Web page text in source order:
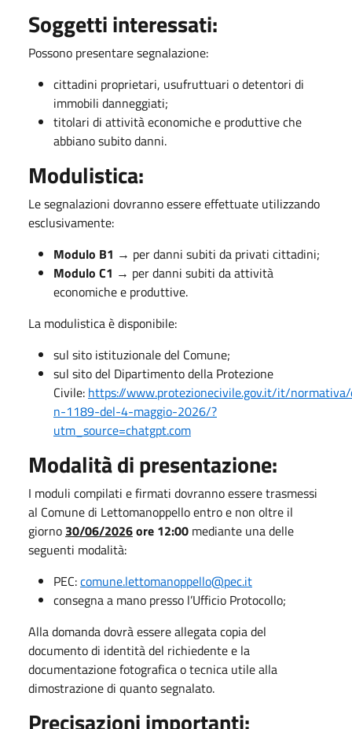
Soggetti interessati:
Possono presentare segnalazione:
cittadini proprietari, usufruttuari o detentori di
immobili danneggiati;
titolari di attività economiche e produttive che
abbiano subito danni.
Modulistica:
Le segnalazioni dovranno essere effettuate utilizzando
esclusivamente:
Modulo B1 → per danni subiti da privati cittadini;
Modulo C1 → per danni subiti da attività
economiche e produttive.
La modulistica è disponibile:
sul sito istituzionale del Comune;
sul sito del Dipartimento della Protezione
Civile: https://www.protezionecivile.gov.it/it/normativa/
n-1189-del-4-maggio-2026/?
utm_source=chatgpt.com
Modalità di presentazione:
I moduli compilati e firmati dovranno essere trasmessi
al Comune di Lettomanoppello entro e non oltre il
giorno 30/06/2026ore 12:00 mediante una delle
seguenti modalità:
PEC:comune.lettomanoppello@pec.it
consegna a mano presso l’Ufficio Protocollo;
Alla domanda dovrà essere allegata copia del
documento di identità del richiedente e la
documentazione fotografica o tecnica utile alla
dimostrazione di quanto segnalato.
Precisazioni importanti: